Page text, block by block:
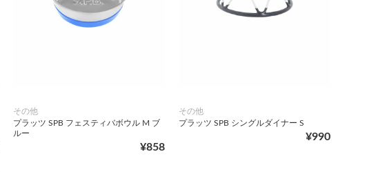
その他
プラッツ SPB フェスティバボウル M ブ
ルー
¥858
その他
プラッツ SPB シングルダイナー S
¥990